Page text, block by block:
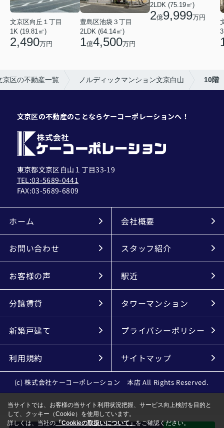
文京区向丘１丁目
1K (19.81㎡)
2,490万円
豊島区池袋３丁目
2LDK (64.14㎡)
1億4,500万円
2LDK (75.19㎡)
2億9,999万円
京区の不動産一覧 ノルディックマンション文京白山 10階
文京区の不動産のことならケーコーポレーションへ！
東京都文京区白山１丁目33-19
TEL:03-5689-0441
FAX:03-5689-6809
ホーム 会社概要
お問い合わせ スタッフ紹介
お客様の声 駅近
分譲賃貸 タワーマンション
新築戸建て プライバシーポリシー
利用規約 サイトマップ
(c) 株式会社ケーコーポレーション 本店 All Rights Reserved.
当サイトでは、お客様の当サイト利用状況把握、サービス向上検討を目的と
して、クッキー（Cookie）を使用しています。
詳しくは、当社の「Cookieの取扱いについて」をご確認ください。